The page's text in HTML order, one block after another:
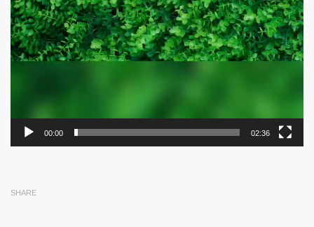
00:00 02:36
SHARE